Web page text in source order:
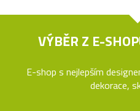
VÝBĚR Z E-
E-shop s nejlepším
dekorace,